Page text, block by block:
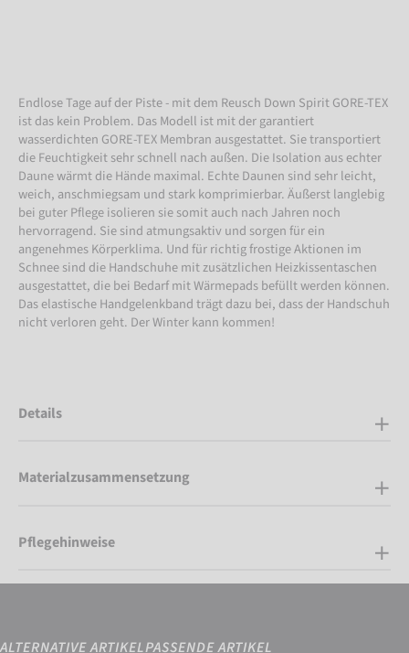
Endlose Tage auf der Piste - mit dem Reusch Down Spirit GORE-TEX
ist das kein Problem. Das Modell ist mit der garantiert
wasserdichten GORE-TEX Membran ausgestattet. Sie transportiert
die Feuchtigkeit sehr schnell nach außen. Die Isolation aus echter
Daune wärmt die Hände maximal. Echte Daunen sind sehr leicht,
weich, anschmiegsam und stark komprimierbar. Äußerst langlebig
bei guter Pflege isolieren sie somit auch nach Jahren noch
hervorragend. Sie sind atmungsaktiv und sorgen für ein
angenehmes Körperklima. Und für richtig frostige Aktionen im
Schnee sind die Handschuhe mit zusätzlichen Heizkissentaschen
ausgestattet, die bei Bedarf mit Wärmepads befüllt werden können.
Das elastische Handgelenkband trägt dazu bei, dass der Handschuh
nicht verloren geht. Der Winter kann kommen!
Details
Materialzusammensetzung
Pflegehinweise
ALTERNATIVE ARTIKELPASSENDE ARTIKEL